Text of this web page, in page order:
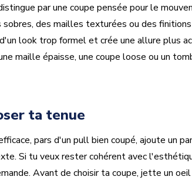
par une coupe pensée pour le
des mailles texturées ou des
look trop formel et crée une allure plus
maille épaisse, une coupe loose ou un
ta tenue
pars d'un pull bien coupé, ajoute un
Si tu veux rester cohérent avec
Avant de choisir ta coupe, jette un oeil